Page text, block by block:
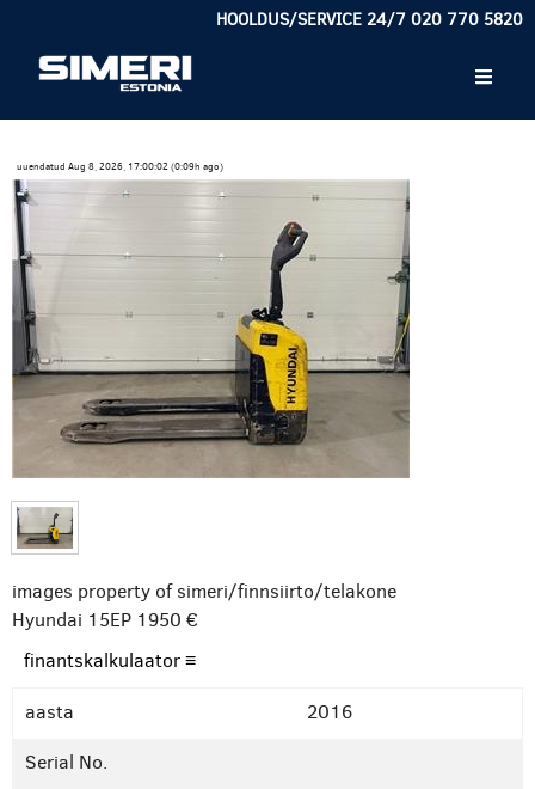
HOOLDUS/SERVICE 24/7 020 770 5820
uuendatud Aug 8, 2026, 17:00:02 (0:09h ago)
images property of simeri/finnsiirto/telakone
Hyundai 15EP 1950 €
finantskalkulaator ≡
aasta
2016
Serial No.